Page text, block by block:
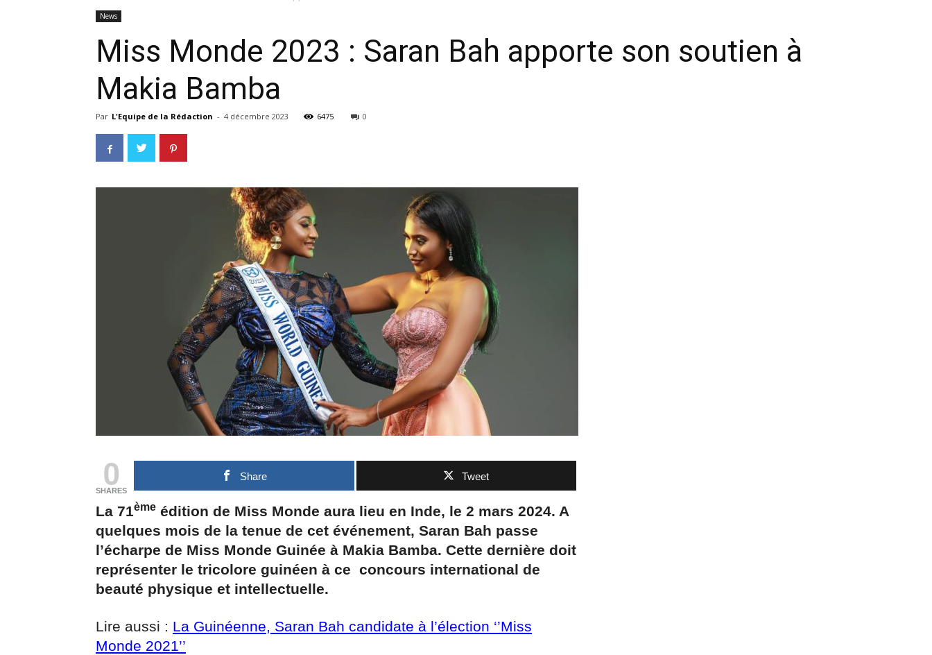
News
Miss Monde 2023 : Saran Bah apporte son soutien à
Makia Bamba
Par L'Equipe de la Rédaction - 4 décembre 2023 6475 0
0
SHARES
Share Tweet
La 71ème édition de Miss Monde aura lieu en Inde, le 2 mars 2024. A
quelques mois de la tenue de cet événement, Saran Bah passe
l’écharpe de Miss Monde Guinée à Makia Bamba. Cette dernière doit
représenter le tricolore guinéen à ce concours international de
beauté physique et intellectuelle.
Lire aussi : La Guinéenne, Saran Bah candidate à l’élection ‘’Miss
Monde 2021’’